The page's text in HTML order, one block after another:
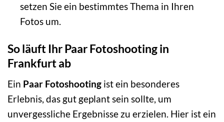
setzen Sie ein bestimmtes Thema in Ihren
Fotos um.
So läuft Ihr Paar Fotoshooting in
Frankfurt ab
Ein Paar Fotoshooting ist ein besonderes
Erlebnis, das gut geplant sein sollte, um
unvergessliche Ergebnisse zu erzielen. Hier ist ein